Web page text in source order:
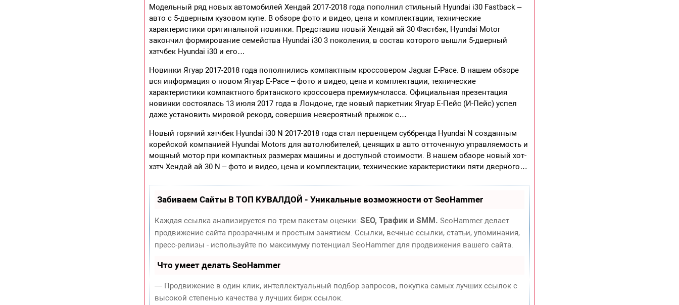
Модельный ряд новых автомобилей Хендай 2017-2018 года пополнил стильный Hyundai i30 Fastback –
авто с 5-дверным кузовом купе. В обзоре фото и видео, цена и комплектации, технические
характеристики оригинальной новинки. Представив новый Хендай ай 30 Фастбэк, Hyundai Motor
закончил формирование семейства Hyundai i30 3 поколения, в состав которого вышли 5-дверный
хэтчбек Hyundai i30 и его…
Новинки Ягуар 2017-2018 года пополнились компактным кроссовером Jaguar E-Pace. В нашем обзоре
вся информация о новом Ягуар E-Pace – фото и видео, цена и комплектации, технические
характеристики компактного британского кроссовера премиум-класса. Официальная презентация
новинки состоялась 13 июля 2017 года в Лондоне, где новый паркетник Ягуар Е-Пейс (И-Пейс) успел
даже установить мировой рекорд, совершив невероятный прыжок с…
Новый горячий хэтчбек Hyundai i30 N 2017-2018 года стал первенцем суббренда Hyundai N созданным
корейской компанией Hyundai Motors для автолюбителей, ценящих в авто отточенную управляемость и
мощный мотор при компактных размерах машины и доступной стоимости. В нашем обзоре новый хот-
хэтч Хендай ай 30 N – фото и видео, цена и комплектации, технические характеристики пяти дверного…
Забиваем Сайты В ТОП КУВАЛДОЙ - Уникальные возможности от SeoHammer
Каждая ссылка анализируется по трем пакетам оценки:SEO, Трафик и SMM. SeoHammer делает
продвижение сайта прозрачным и простым занятием. Ссылки, вечные ссылки, статьи, упоминания,
пресс-релизы - используйте по максимуму потенциал SeoHammer для продвижения вашего сайта.
Что умеет делать SeoHammer
— Продвижение в один клик, интеллектуальный подбор запросов, покупка самых лучших ссылок с
высокой степенью качества у лучших бирж ссылок.